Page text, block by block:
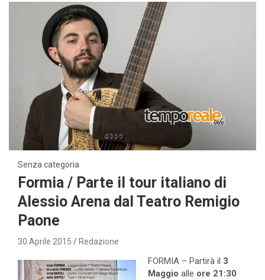
Senza categoria
Formia / Parte il tour italiano di
Alessio Arena dal Teatro Remigio
Paone
30 Aprile 2015 Redazione
FORMIA – Partirà il 3
Maggio alle ore 21:30